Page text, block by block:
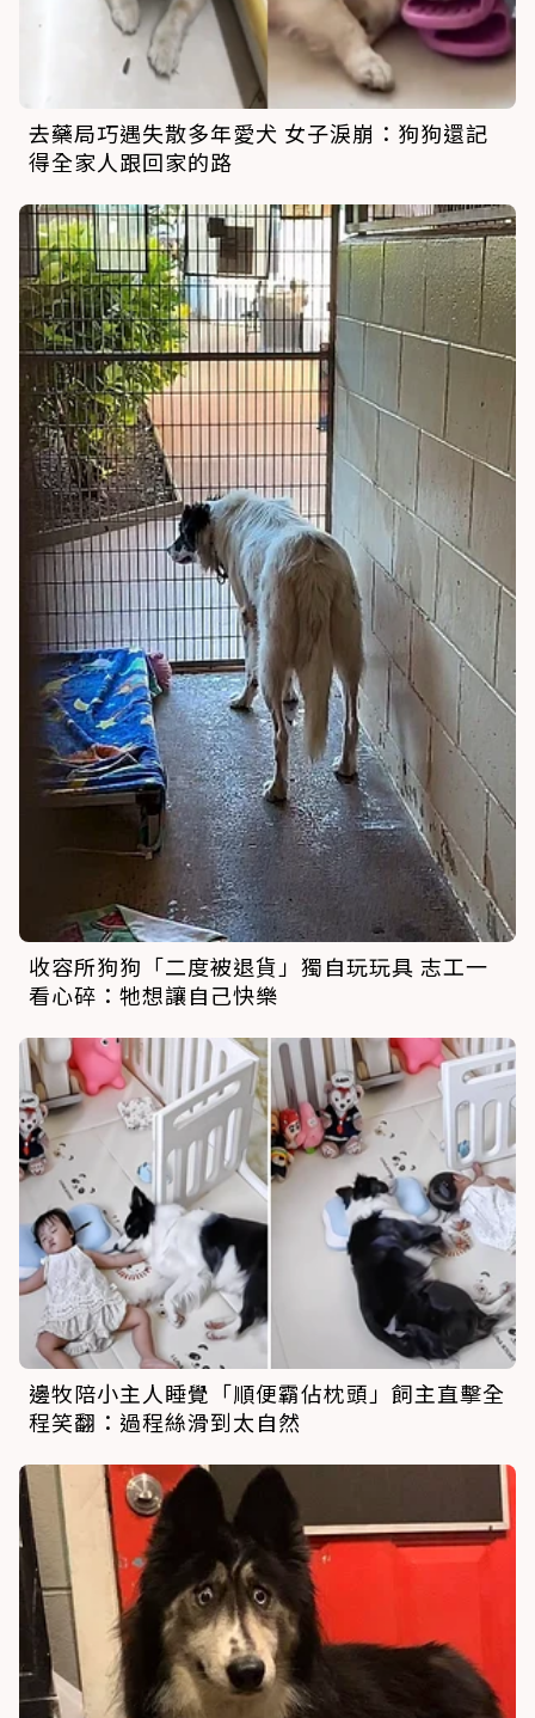
去藥局巧遇失散多年愛犬 女子淚崩：狗狗還記
得全家人跟回家的路
收容所狗狗「二度被退貨」獨自玩玩具 志工一
看心碎：牠想讓自己快樂
邊牧陪小主人睡覺「順便霸佔枕頭」飼主直擊全
程笑翻：過程絲滑到太自然